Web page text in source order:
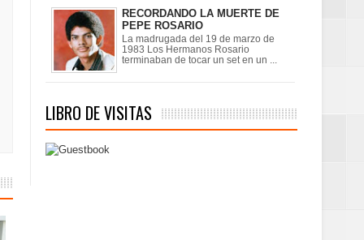
RECORDANDO LA MUERTE DE
PEPE ROSARIO
La madrugada del 19 de marzo de
1983 Los Hermanos Rosario
terminaban de tocar un set en un ...
LIBRO DE VISITAS